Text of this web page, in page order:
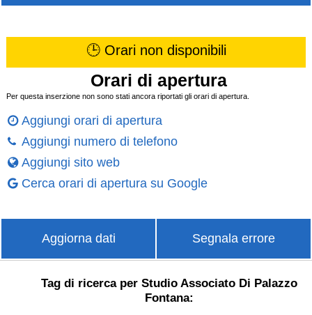
🕒 Orari non disponibili
Orari di apertura
Per questa inserzione non sono stati ancora riportati gli orari di apertura.
Aggiungi orari di apertura
Aggiungi numero di telefono
Aggiungi sito web
Cerca orari di apertura su Google
Aggiorna dati Segnala errore
Tag di ricerca per Studio Associato Di Palazzo
Fontana: